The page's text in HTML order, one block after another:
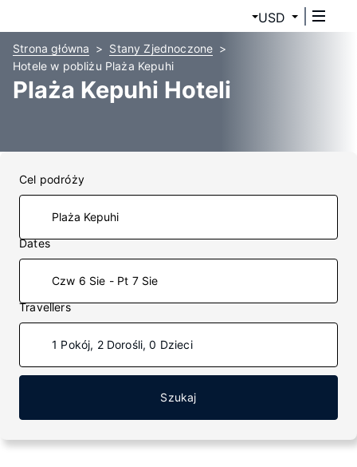
USD
Strona główna
Stany Zjednoczone
Hotele w pobliżu Plaża Kepuhi
Plaża Kepuhi Hoteli
Cel podróży
Dates
Czw 6 Sie - Pt 7 Sie
Travellers
1 Pokój, 2 Dorośli, 0 Dzieci
Szukaj